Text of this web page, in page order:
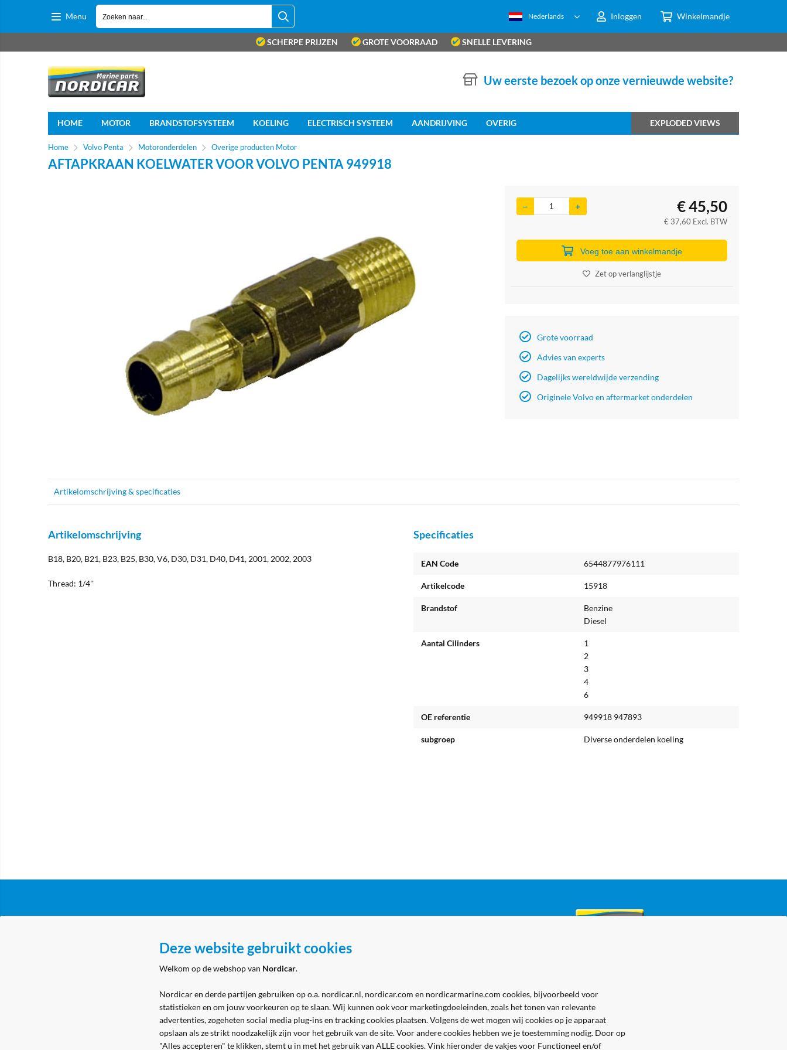
Menu Inloggen Winkelmandje
Nederlands
SCHERPE PRIJZEN GROTE VOORRAAD SNELLE LEVERING
Uw eerste bezoek op onze vernieuwde website?
HOME MOTOR BRANDSTOFSYSTEEM KOELING ELECTRISCH SYSTEEM AANDRIJVING OVERIG EXPLODED VIEWS
Home Volvo Penta Motoronderdelen Overige producten Motor
AFTAPKRAAN KOELWATER VOOR VOLVO PENTA 949918
€45,50
€ 37,60 Excl. BTW
Voeg toe aan winkelmandje
Zet op verlanglijstje
Grote voorraad
Advies van experts
Dagelijks wereldwijde verzending
Originele Volvo en aftermarket onderdelen
Artikelomschrijving & specificaties
Artikelomschrijving
B18, B20, B21, B23, B25, B30, V6, D30, D31, D40, D41, 2001, 2002, 2003
Thread: 1/4''
Specificaties
EAN Code 6544877976111
Artikelcode 15918
Brandstof
Benzine
Diesel
Aantal Cilinders
1
2
3
4
6
OE referentie 949918 947893
subgroep Diverse onderdelen koeling
Nordicar Marine - winkel
Nordicar Marine - werkplaats
Locatie & contact
Deze website gebruikt cookies
Welkom op de webshop van Nordicar.
Nordicar en derde partijen gebruiken op o.a. nordicar.nl, nordicar.com en nordicarmarine.com cookies, bijvoorbeeld voor
statistieken en om jouw voorkeuren op te slaan. Wij kunnen ook voor marketingdoeleinden, zoals het tonen van relevante
advertenties, zogeheten social media plug-ins en tracking cookies plaatsen. Volgens de wet mogen wij cookies op je apparaat
opslaan als ze strikt noodzakelijk zijn voor het gebruik van de site. Voor andere cookies hebben we je toestemming nodig. Door op
"Alles accepteren" te klikken, stemt u in met het gebruik van ALLE cookies. Vink hieronder de vakjes voor Functioneel en/of